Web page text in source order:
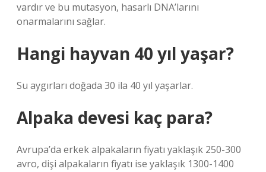
vardır ve bu mutasyon, hasarlı DNA’larını
onarmalarını sağlar.
Hangi hayvan 40 yıl yaşar?
Su aygırları doğada 30 ila 40 yıl yaşarlar.
Alpaka devesi kaç para?
Avrupa’da erkek alpakaların fiyatı yaklaşık 250-300
avro, dişi alpakaların fiyatı ise yaklaşık 1300-1400